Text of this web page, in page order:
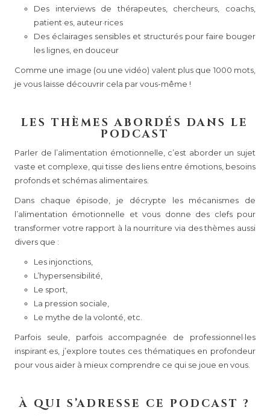
Des interviews de thérapeutes, chercheurs, coachs,
patient·es, auteur·rices
Des éclairages sensibles et structurés pour faire bouger
les lignes, en douceur
Comme une image (ou une vidéo) valent plus que 1000 mots,
je vous laisse découvrir cela par vous-même !
LES THÈMES ABORDÉS DANS LE
PODCAST
Parler de l’alimentation émotionnelle, c’est aborder un sujet
vaste et complexe, qui tisse des liens entre émotions, besoins
profonds et schémas alimentaires.
Dans chaque épisode, je décrypte les mécanismes de
l’alimentation émotionnelle et vous donne des clefs pour
transformer votre rapport à la nourriture via des thèmes aussi
divers que :
Les injonctions,
L’hypersensibilité,
Le sport,
La pression sociale,
Le mythe de la volonté, etc.
Parfois seule, parfois accompagnée de professionnel·les
inspirant·es, j’explore toutes ces thématiques en profondeur
pour vous aider à mieux comprendre ce qui se joue en vous.
À QUI S’ADRESSE CE PODCAST ?